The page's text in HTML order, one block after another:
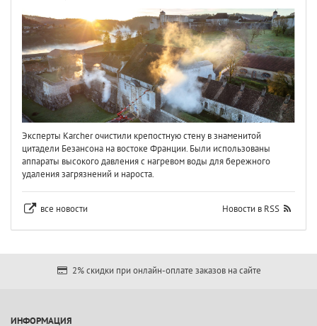
Эксперты Karcher очистили крепостную стену в знаменитой
цитадели Безансона на востоке Франции. Были использованы
аппараты высокого давления с нагревом воды для бережного
удаления загрязнений и нароста.
все новости Новости в RSS
2% скидки при онлайн-оплате заказов на сайте
ИНФОРМАЦИЯ